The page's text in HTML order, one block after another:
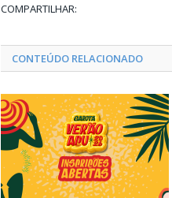
COMPARTILHAR:
CONTEÚDO RELACIONADO